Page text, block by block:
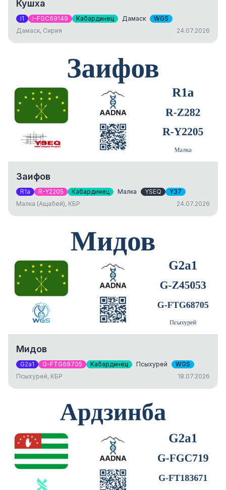
Кушха
I1 I-FGC69149 Кабардинец Дамаск
WGS
Дамаск, Сирия
24.07.2026
Заифов
R1a R-Y2205 Кабардинец Малка YSEQ
Y37
Малка (Ащабей), КБР
24.07.2026
Мидов
G2a1 G-FTG68705 Кабардинец Псыхурей
WGS
Псыхурей, КБР
18.07.2026